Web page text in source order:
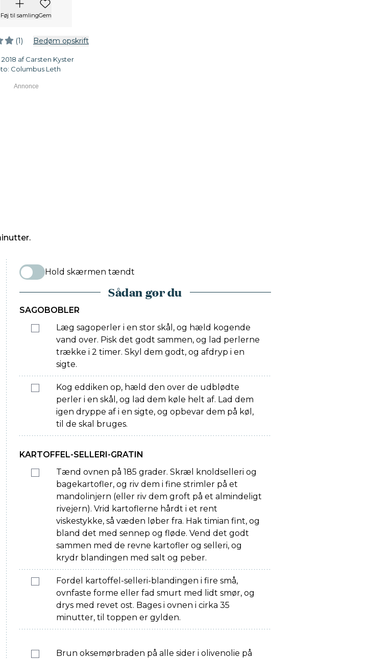
Føj til samlingGem
(1) Bedøm opskrift
2018 af Carsten Kyster
Columbus Leth
Hold skærmen tændt
Sådan gør du
SAGOBOBLER
Læg sagoperler i en stor skål, og hæld kogende
vand over. Pisk det godt sammen, og lad perlerne
trække i 2 timer. Skyl dem godt, og afdryp i en
sigte.
Kog eddiken op, hæld den over de udblødte
perler i en skål, og lad dem køle helt af. Lad dem
igen dryppe af i en sigte, og opbevar dem på køl,
til de skal bruges.
KARTOFFEL-SELLERI-GRATIN
Tænd ovnen på 185 grader. Skræl knoldselleri og
bagekartofler, og riv dem i fine strimler på et
mandolinjern (eller riv dem groft på et almindeligt
rivejern). Vrid kartoflerne hårdt i et rent
viskestykke, så væden løber fra. Hak timian fint, og
bland det med sennep og fløde. Vend det godt
sammen med de revne kartofler og selleri, og
krydr blandingen med salt og peber.
Fordel kartoffel-selleri-blandingen i fire små,
ovnfaste forme eller fad smurt med lidt smør, og
drys med revet ost. Bages i ovnen i cirka 35
minutter, til toppen er gylden.
Brun oksemørbraden på alle sider i olivenolie på